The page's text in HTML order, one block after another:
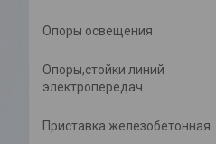
Опоры освещения
Опоры,стойки линий
электропередач
Приставка железобетонная